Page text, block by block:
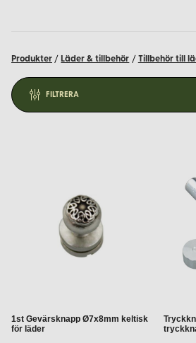
2001.
Metallknappar för
Gevärsknappar:
Klassiska,
med rundad form, ofta använda i
historiska plagg. Passar både
dräktsömnad.
Tryckknappar:
Snygga och
klickas ihop, perfekta för kläder
metall för enkel öppning och
användbara i väskor, plånböcker
Produkter / Läder & tillbehör / Tillbehör till
FILTRERA
1st Gevärsknapp Ø7x8mm keltisk
för läder